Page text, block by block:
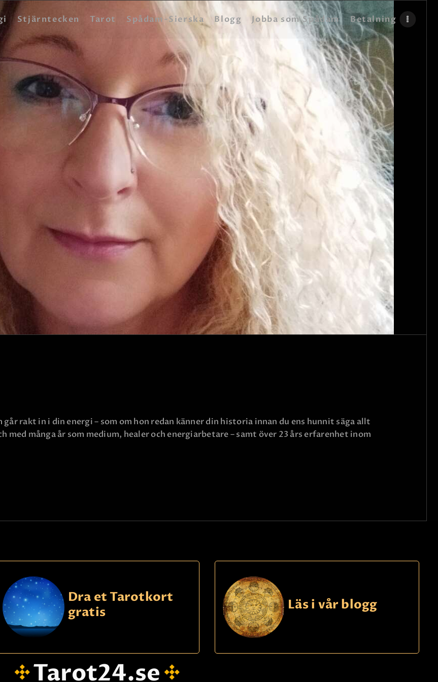
Stjärntecken Tarot Spådam-Sierska Blogg Jobba som Spådam Betalning
SIERSKA
SOM SPÅDAM
OSS
rakt in i din energi – som om hon redan känner din historia innan du ens hunnit säga allt
med många år som medium, healer och energiarbetare – samt över 23 års erfarenhet inom
Dra et Tarotkort
gratis
Läs i vår blogg
Tarot24.se